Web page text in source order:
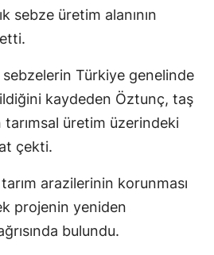
sebze üretim alanının
Türkiye genelinde
kaydeden Öztunç, taş
tarımsal üretim üzerindeki
çekti.
arazilerinin korunması
projenin yeniden
bulundu.